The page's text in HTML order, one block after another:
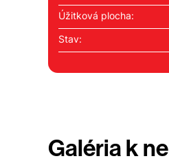
Úžitková plocha:
Stav:
Galéria k